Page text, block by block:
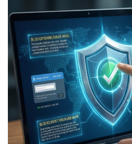
проверка
статуса,
чеки,
сроки
зачисления
куда
обращаться